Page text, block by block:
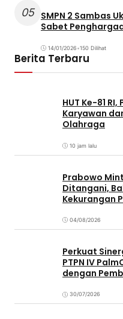
05 SMPN 2 Sambas
Sabet
14/01/2026•150 Dilihat
Berita Terbaru
HUT Ke-81
Karyawan
Olahraga
10 jam lalu
Prabowo
Ditangani,
Kekurangan
04/08/2026
Perkuat
PTPN IV
dengan
30/07/2026